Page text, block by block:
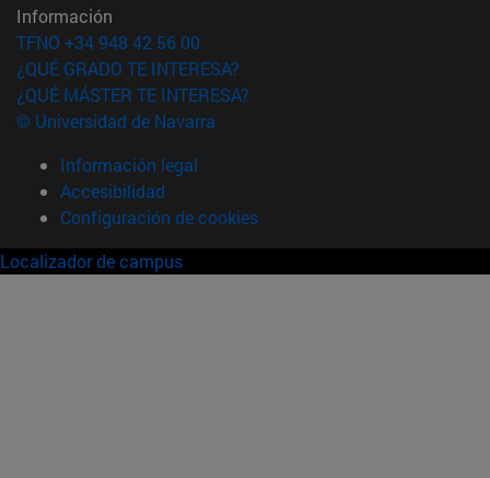
Información
TFNO +34 948 42 56 00
¿QUÉ GRADO TE INTERESA?
¿QUÉ MÁSTER TE INTERESA?
© Universidad de Navarra
Información legal
Accesibilidad
Configuración de cookies
Localizador de campus